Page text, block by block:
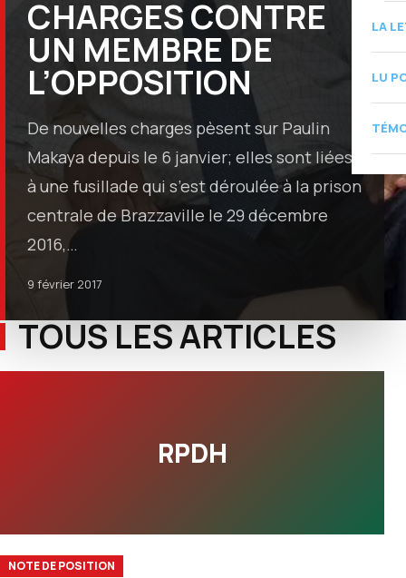
LA
LU
CHARGES CONTRE
UN MEMBRE DE
L’OPPOSITION
De nouvelles charges pèsent sur Paulin
Makaya depuis le 6 janvier; elles sont liées
à une fusillade qui s’est déroulée à la prison
centrale de Brazzaville le 29 décembre
2016,…
9 février 2017
TOUS LES ARTICLES
RPDH
NOTE DE POSITION